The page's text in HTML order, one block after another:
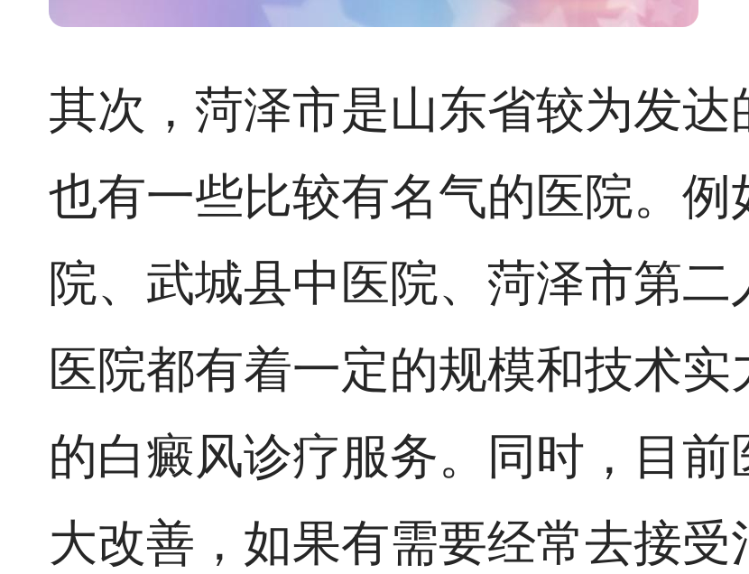
其次，菏泽市是山东省较为发
也有一些比较有名气的医院。例
院、武城县中医院、菏泽市第
医院都有着一定的规模和技术
的白癜风诊疗服务。同时，目
大改善，如果有需要经常去接